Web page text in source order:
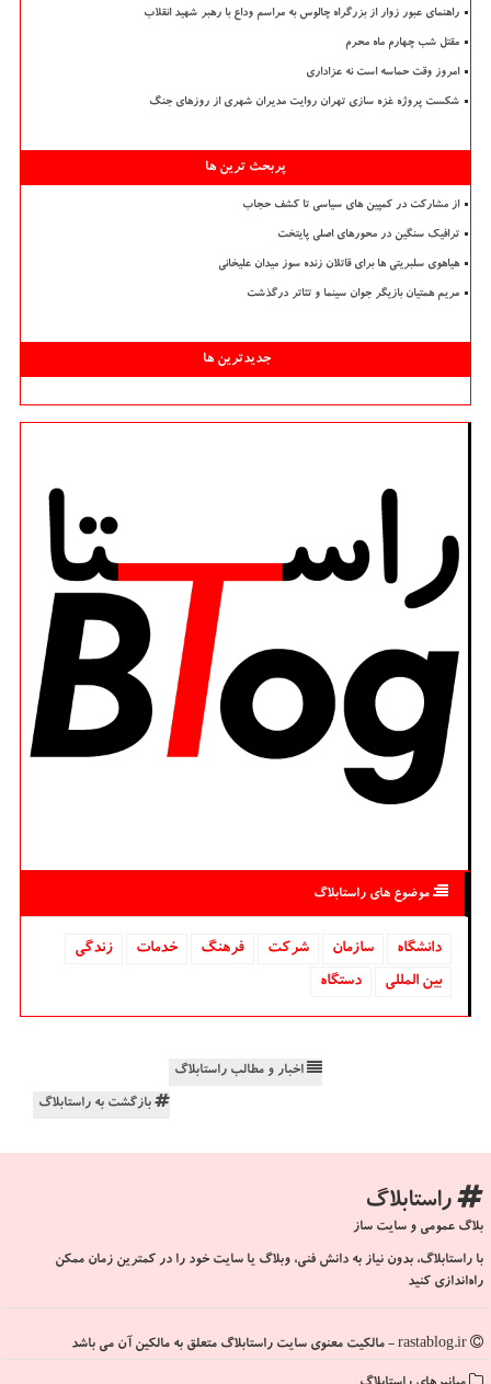
راهنمای عبور زوار از بزرگراه چالوس به مراسم وداع با رهبر شهید انقلاب
مقتل شب چهارم ماه محرم
امروز وقت حماسه است نه عزاداری
شکست پروژه غزه سازی تهران روایت مدیران شهری از روزهای جنگ
پربحث ترین ها
از مشارکت در کمپین های سیاسی تا کشف حجاب
ترافیک سنگین در محورهای اصلی پایتخت
هیاهوی سلبریتی ها برای قاتلان زنده سوز میدان علیخانی
مریم همتیان بازیگر جوان سینما و تئاتر درگذشت
جدیدترین ها
موضوع های راستابلاگ
دانشگاه‌ سازمان شركت فرهنگ خدمات
زندگی
بین المللی
دستگاه
اخبار و مطالب راستابلاگ
بازگشت به راستابلاگ
راستابلاگ
بلاگ عمومی و سایت ساز
با راستابلاگ، بدون نیاز به دانش فنی، وبلاگ یا سایت خود را در کمترین زمان ممکن
راه‌اندازی کنید